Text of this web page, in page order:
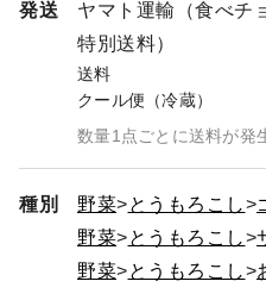
発送
ヤマト運輸（食べチ
特別送料）
送料
クール便（冷蔵）
数量1点ごとに送料が発
種別 野菜 とうもろこし
野菜
とうもろこし
野菜
とうもろこし